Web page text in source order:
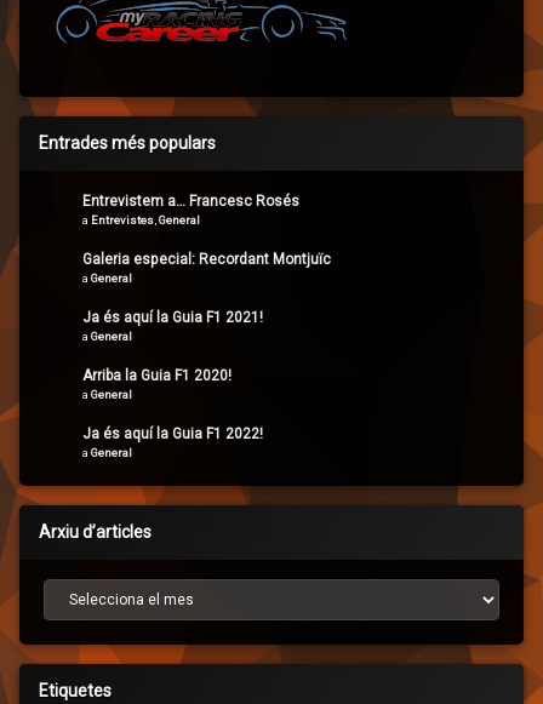
Entrades més populars
Entrevistem a… Francesc Rosés
a Entrevistes General
Galeria especial: Recordant Montjuïc
a General
Ja és aquí la Guia F1 2021!
a General
Arriba la Guia F1 2020!
a General
Ja és aquí la Guia F1 2022!
a General
Arxiu d’articles
Arxiu d’articles
Etiquetes